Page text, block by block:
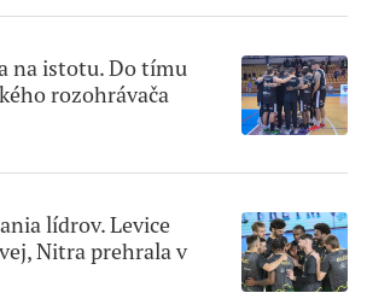
na istotu. Do tímu
rozohrávača
lídrov. Levice
Nitra prehrala v